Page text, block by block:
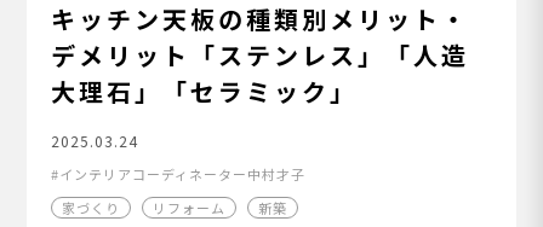
キッチン天板の種類別メリット・
デメリット「ステンレス」「人造
大理石」「セラミック」
2025.03.24
インテリアコーディネーター中村才子
家づくり
リフォーム 新築